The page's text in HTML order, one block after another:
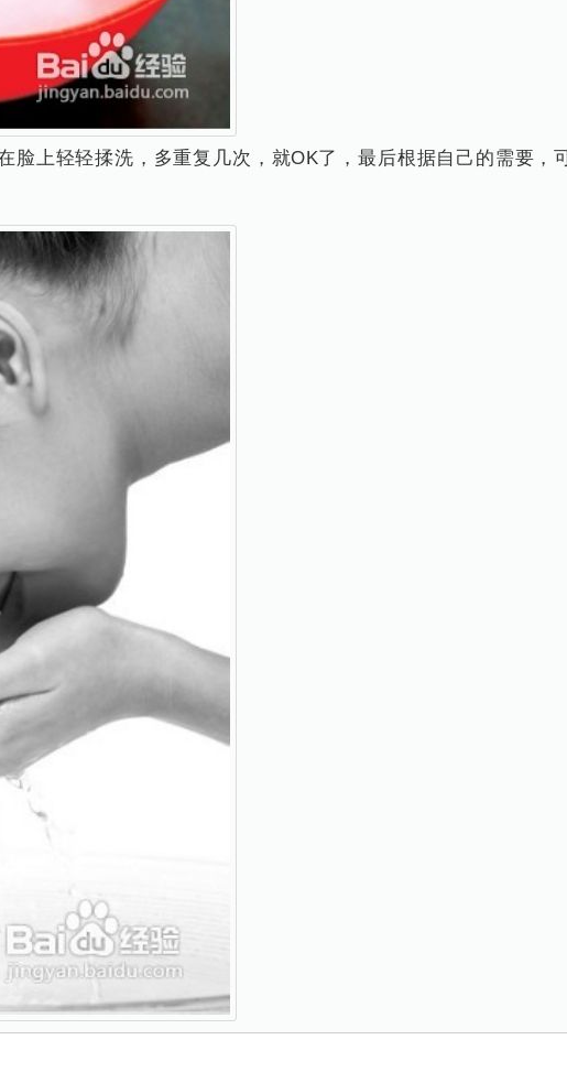
脸上轻轻揉洗，多重复几次，就OK了，最后根据自己的需要，